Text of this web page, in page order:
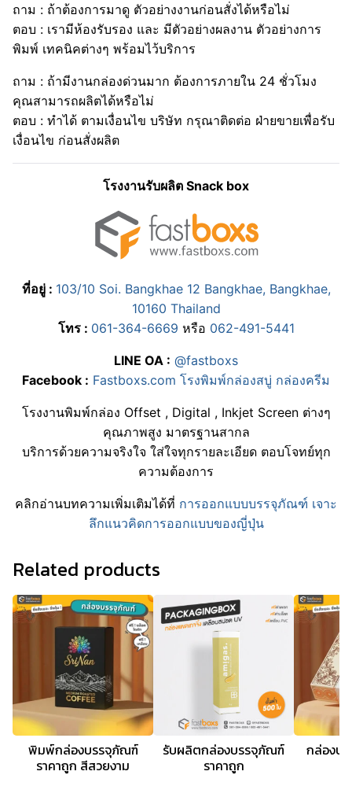
ถาม : ถ้าต้องการมาดู ตัวอย่างงานก่อนสั่งได้หรือไม่
ตอบ : เรามีห้องรับรอง และ มีตัวอย่างผลงาน ตัวอย่างการ
พิมพ์ เทคนิคต่างๆ พร้อมไว้บริการ
ถาม : ถ้ามีงานกล่องด่วนมาก ต้องการภายใน 24 ชั่วโมง
คุณสามารถผลิตได้หรือไม่
ตอบ : ทำได้ ตามเงื่อนไข บริษัท กรุณาติดต่อ ฝ่ายขายเพื่อรับ
เงื่อนไข ก่อนสั่งผลิต
โรงงานรับผลิต Snack box
ที่อยู่ : 103/10 Soi. Bangkhae 12 Bangkhae, Bangkhae,
10160 Thailand
โทร : 061-364-6669 หรือ 062-491-5441
LINE OA : @fastboxs
Facebook : Fastboxs.com โรงพิมพ์กล่องสบู่ กล่องครีม
โรงงานพิมพ์กล่อง Offset , Digital , Inkjet Screen ต่างๆ
คุณภาพสูง มาตรฐานสากล
บริการด้วยความจริงใจ ใส่ใจทุกรายละเอียด ตอบโจทย์ทุก
ความต้องการ
คลิกอ่านบทความเพิ่มเติมได้ที่ การออกแบบบรรจุภัณฑ์ เจาะ
ลึกแนวคิดการออกแบบของญี่ปุ่น
Related products
พิมพ์กล่องบรรจุภัณฑ์
ราคาถูก สีสวยงาม
รับผลิตกล่องบรรจุภัณฑ์
ราคาถูก
กล่องบ